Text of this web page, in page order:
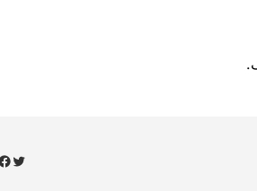
Twitter
Facebook